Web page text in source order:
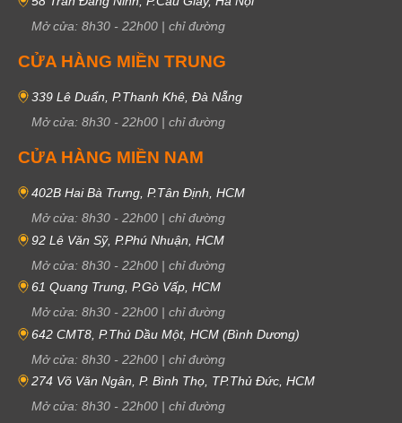
Mở cửa: 8h30 - 22h00 | chỉ đường
CỬA HÀNG MIỀN TRUNG
339 Lê Duẩn, P.Thanh Khê, Đà Nẵng
Mở cửa: 8h30 - 22h00 | chỉ đường
CỬA HÀNG MIỀN NAM
402B Hai Bà Trưng, P.Tân Định, HCM
Mở cửa: 8h30 - 22h00 | chỉ đường
92 Lê Văn Sỹ, P.Phú Nhuận, HCM
Mở cửa: 8h30 - 22h00 | chỉ đường
61 Quang Trung, P.Gò Vấp, HCM
Mở cửa: 8h30 - 22h00 | chỉ đường
642 CMT8, P.Thủ Dầu Một, HCM (Bình Dương)
Mở cửa: 8h30 - 22h00 | chỉ đường
274 Võ Văn Ngân, P. Bình Thọ, TP.Thủ Đức, HCM
Mở cửa: 8h30 - 22h00 | chỉ đường